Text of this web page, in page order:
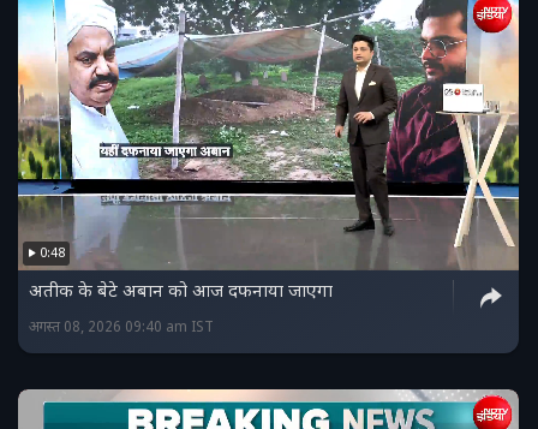
0:48
अतीक के बेटे अबान को आज दफनाया जाएगा
अगस्त 08, 2026 09:40 am IST